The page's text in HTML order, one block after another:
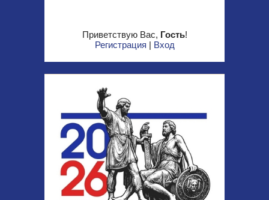
Приветствую Вас, Гость!
Регистрация | Вход